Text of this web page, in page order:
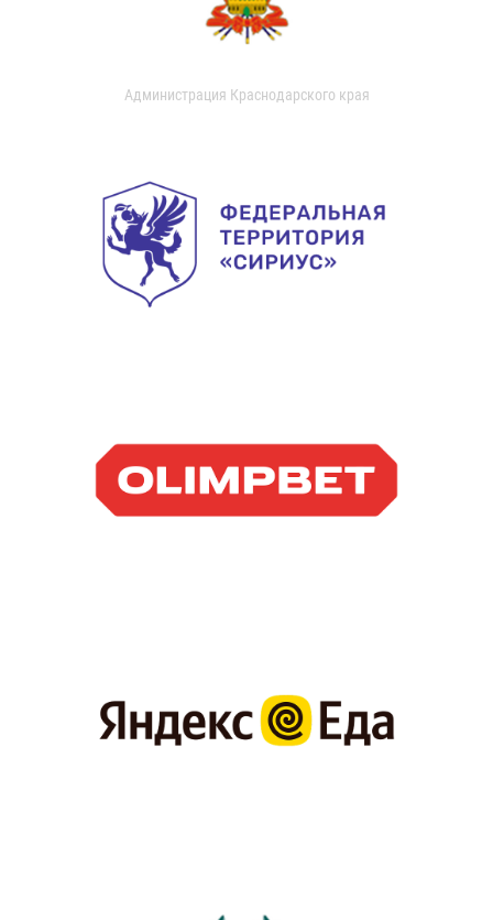
Администрация Краснодарского края